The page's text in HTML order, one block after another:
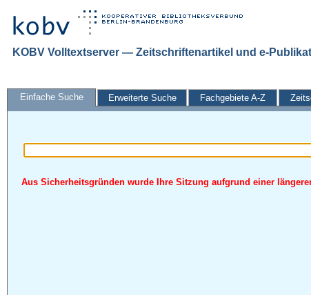
KOBV Volltextserver — Zeitschriftenartikel und e-
Einfache Suche Erweiterte Suche Fachgebiete A-Z
Aus Sicherheitsgründen wurde Ihre Sitzung aufgrund einer